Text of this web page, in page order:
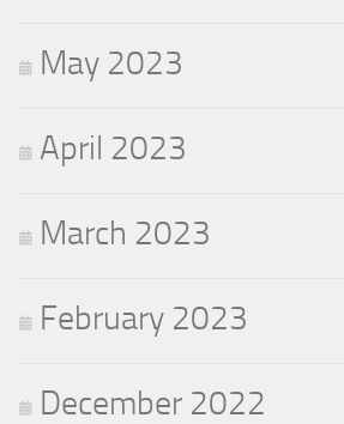
May 2023
April 2023
March 2023
February 2023
December 2022